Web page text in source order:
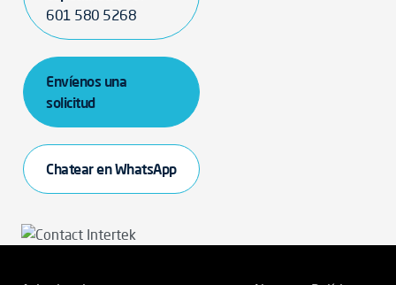
601 580 5268
Envíenos una
solicitud
Chatear en WhatsApp